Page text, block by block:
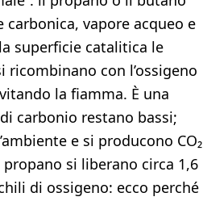
carbonica, vapore acqueo e
superficie catalitica le
ricombinano con l’ossigeno
la fiamma. È una
carbonio restano bassi;
e si producono CO₂
si liberano circa 1,6
di ossigeno: ecco perché